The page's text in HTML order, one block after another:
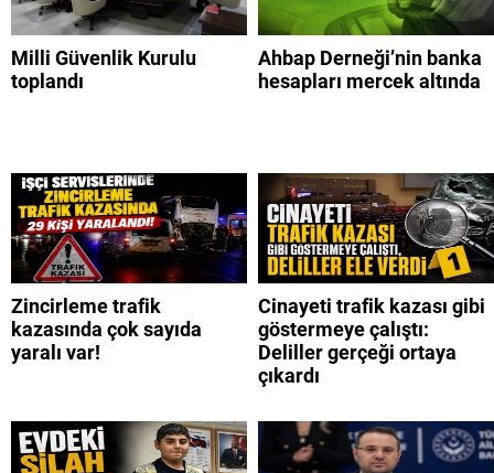
Milli Güvenlik Kurulu
toplandı
Ahbap Derneği’nin banka
hesapları mercek altında
Zincirleme trafik
kazasında çok sayıda
yaralı var!
Cinayeti trafik kazası gibi
göstermeye çalıştı:
Deliller gerçeği ortaya
çıkardı